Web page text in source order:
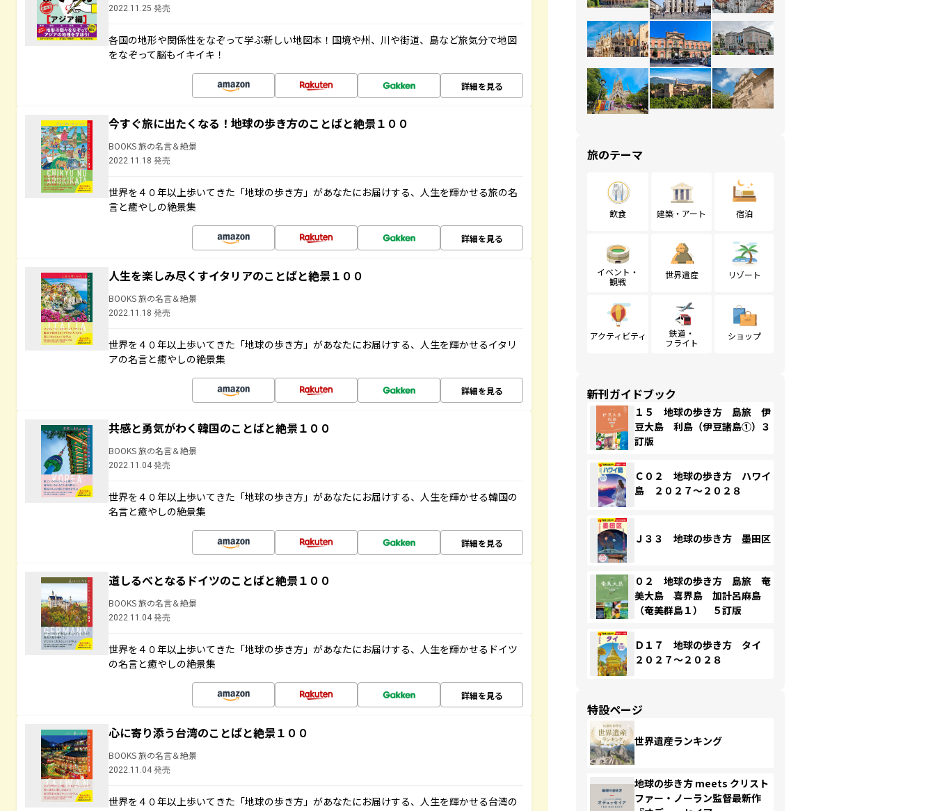
2022.11.25 発売
各国の地形や関係性をなぞって学ぶ新しい地図本！国境や州、川や街道、島など旅気分で地図
をなぞって脳もイキイキ！
詳細を見る
今すぐ旅に出たくなる！地球の歩き方のことばと絶景１００
BOOKS 旅の名言＆絶景
2022.11.18 発売
世界を４０年以上歩いてきた「地球の歩き方」があなたにお届けする、人生を輝かせる旅の名
言と癒やしの絶景集
詳細を見る
人生を楽しみ尽くすイタリアのことばと絶景１００
BOOKS 旅の名言＆絶景
2022.11.18 発売
世界を４０年以上歩いてきた「地球の歩き方」があなたにお届けする、人生を輝かせるイタリ
アの名言と癒やしの絶景集
詳細を見る
共感と勇気がわく韓国のことばと絶景１００
BOOKS 旅の名言＆絶景
2022.11.04 発売
世界を４０年以上歩いてきた「地球の歩き方」があなたにお届けする、人生を輝かせる韓国の
名言と癒やしの絶景集
詳細を見る
道しるべとなるドイツのことばと絶景１００
BOOKS 旅の名言＆絶景
2022.11.04 発売
世界を４０年以上歩いてきた「地球の歩き方」があなたにお届けする、人生を輝かせるドイツ
の名言と癒やしの絶景集
詳細を見る
心に寄り添う台湾のことばと絶景１００
BOOKS 旅の名言＆絶景
2022.11.04 発売
世界を４０年以上歩いてきた「地球の歩き方」があなたにお届けする、人生を輝かせる台湾の
旅のテーマ
飲食 建築・アート 宿泊
イベント・
観戦
世界遺産 リゾート
アクティビティ
鉄道・
フライト
ショップ
新刊ガイドブック
１５ 地球の歩き方 島旅 伊
豆大島 利島（伊豆諸島①）３
訂版
Ｃ０２ 地球の歩き方 ハワイ
島 ２０２７～２０２８
Ｊ３３ 地球の歩き方 墨田区
０２ 地球の歩き方 島旅 奄
美大島 喜界島 加計呂麻島
（奄美群島１） ５訂版
Ｄ１７ 地球の歩き方 タイ
２０２７～２０２８
特設ページ
世界遺産ランキング
地球の歩き方 meets クリスト
ファー・ノーラン監督最新作